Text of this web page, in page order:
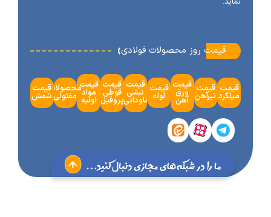
‹قیمت روز محصولات فولادی
قیمت
تیرآهن
قیمت
ورق
آهن
قیمت
لوله
قیمت
نبشی
ناودانی
قیمت
قوطی
پروفیل
قیمت
مواد
اولیه
محصولات
مفتولی
قیمت
شمش